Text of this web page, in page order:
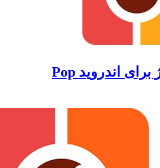
نرم افزار پاپ کلاژ برای اندروید Pop